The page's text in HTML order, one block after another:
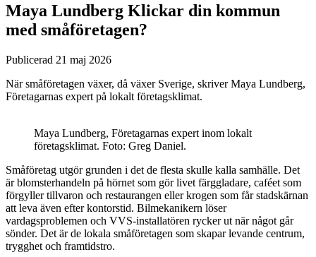
Maya Lundberg Klickar din kommun
med småföretagen?
Publicerad 21 maj 2026
När småföretagen växer, då växer Sverige, skriver Maya Lundberg,
Företagarnas expert på lokalt företagsklimat.
Maya Lundberg, Företagarnas expert inom lokalt
företagsklimat. Foto: Greg Daniel.
Småföretag utgör grunden i det de flesta skulle kalla samhälle. Det
är blomsterhandeln på hörnet som gör livet färggladare, caféet som
förgyller tillvaron och restaurangen eller krogen som får stadskärnan
att leva även efter kontorstid. Bilmekanikern löser
vardagsproblemen och VVS-installatören rycker ut när något går
sönder. Det är de lokala småföretagen som skapar levande centrum,
trygghet och framtidstro.